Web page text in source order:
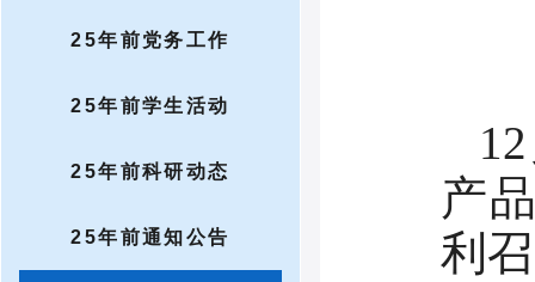
25年前党务工作
25年前学生活动
25年前科研动态
25年前通知公告
产
利